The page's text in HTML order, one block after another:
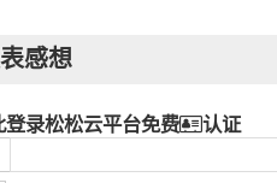
感想
登录松松云平台免费 认证